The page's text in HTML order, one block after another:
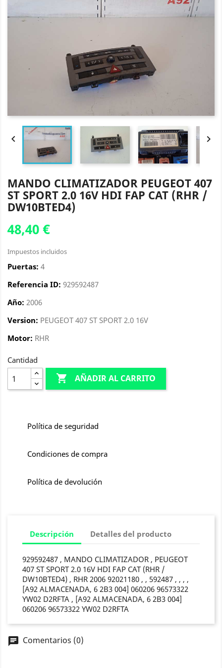
 
MANDO CLIMATIZADOR PEUGEOT 407
ST SPORT 2.0 16V HDI FAP CAT (RHR /
DW10BTED4)
48,40 €
Impuestos incluidos
Puertas: 4
Referencia ID: 929592487
Año: 2006
Version: PEUGEOT 407 ST SPORT 2.0 16V
Motor: RHR
Cantidad
 AÑADIR AL CARRITO
Política de seguridad
Condiciones de compra
Política de devolución
Descripción Detalles del producto
929592487 , MANDO CLIMATIZADOR , PEUGEOT
407 ST SPORT 2.0 16V HDI FAP CAT (RHR /
DW10BTED4) , RHR 2006 92021180 , , 592487 , , , ,
[A92 ALMACENADA, 6 2B3 004] 060206 96573322
YW02 D2RFTA , [A92 ALMACENADA, 6 2B3 004]
060206 96573322 YW02 D2RFTA
chat Comentarios (0)